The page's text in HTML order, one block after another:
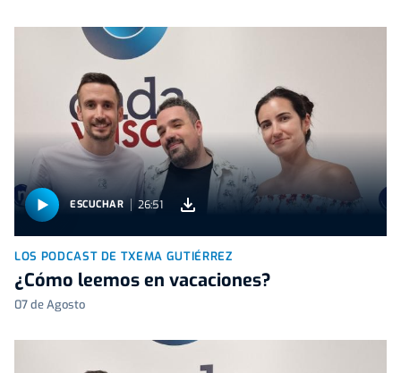
ESCUCHAR 26:51
LOS PODCAST DE TXEMA GUTIÉRREZ
¿Cómo leemos en vacaciones?
07 de Agosto